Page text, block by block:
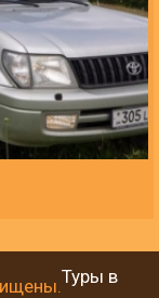
Туры в